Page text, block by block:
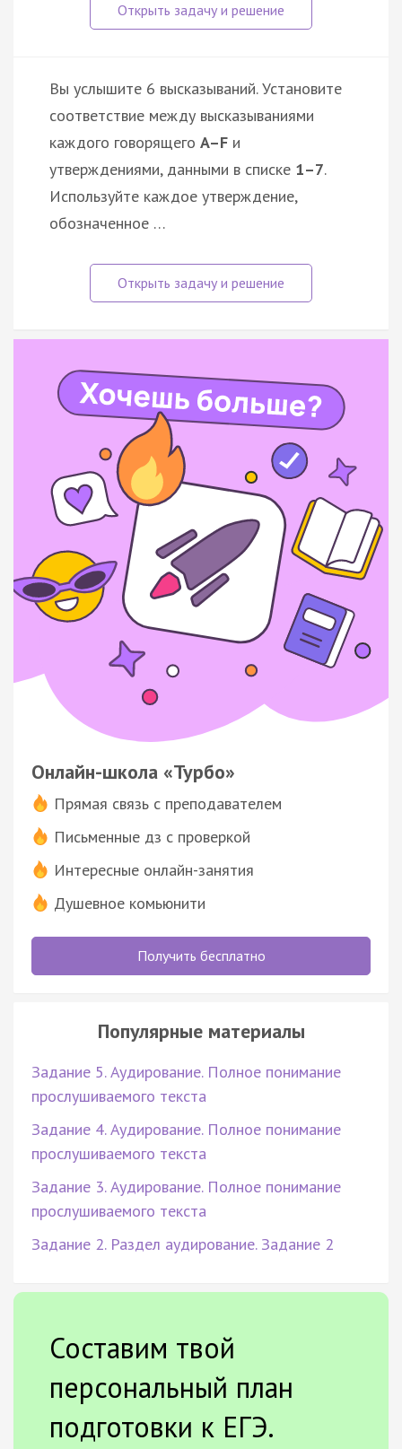
Вы услышите 6 высказываний. Установите
соответствие между высказываниями
каждого говорящего A–F и
утверждениями, данными в списке 1–7.
Используйте каждое утверждение,
обозначенное …
Онлайн-школа «Турбо»
Прямая связь с преподавателем
Письменные дз с проверкой
Интересные онлайн-занятия
Душевное комьюнити
Получить бесплатно
Популярные материалы
Задание 5. Аудирование. Полное понимание
прослушиваемого текста
Задание 4. Аудирование. Полное понимание
прослушиваемого текста
Задание 3. Аудирование. Полное понимание
прослушиваемого текста
Задание 2. Раздел аудирование. Задание 2
Составим твой
персональный план
подготовки к ЕГЭ.